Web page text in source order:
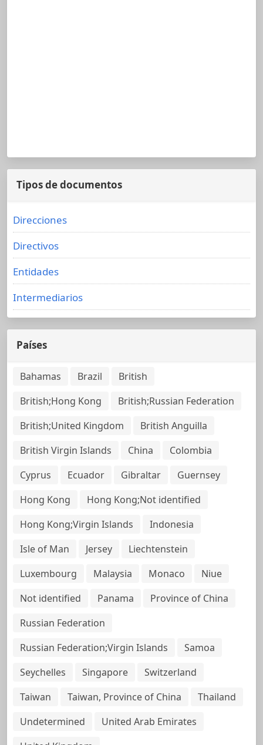
Tipos de documentos
Direcciones
Directivos
Entidades
Intermediarios
Países
Bahamas Brazil
British
British;Hong Kong
British;Russian Federation
British;United Kingdom
British Anguilla
British Virgin Islands
China
Colombia
Cyprus
Ecuador Gibraltar
Guernsey
Hong Kong
Hong Kong;Not identified
Hong Kong;Virgin Islands
Indonesia
Isle of Man
Jersey
Liechtenstein
Luxembourg
Malaysia Monaco
Niue
Not identified
Panama
Province of China
Russian Federation
Russian Federation;Virgin Islands
Samoa
Seychelles
Singapore
Switzerland
Taiwan
Taiwan, Province of China
Thailand
Undetermined
United Arab Emirates